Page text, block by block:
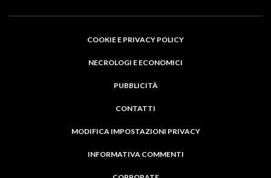
COOKIE E PRIVACY POLICY
NECROLOGI E ECONOMICI
PUBBLICITÀ
CONTATTI
MODIFICA IMPOSTAZIONI PRIVACY
INFORMATIVA COMMENTI